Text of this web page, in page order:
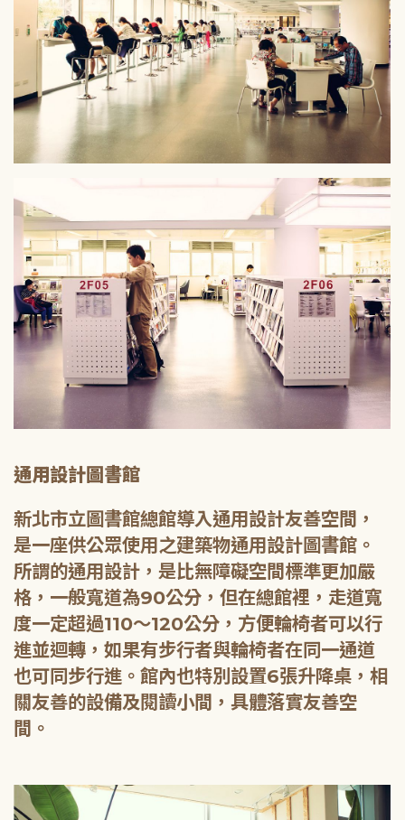
通用設計圖書館
新北市立圖書館總館導入通用設計友善空間，
是一座供公眾使用之建築物通用設計圖書館。
所謂的通用設計，是比無障礙空間標準更加嚴
格，一般寬道為90公分，但在總館裡，走道寬
度一定超過110～120公分，方便輪椅者可以行
進並迴轉，如果有步行者與輪椅者在同一通道
也可同步行進。館內也特別設置6張升降桌，相
關友善的設備及閱讀小間，具體落實友善空
間。